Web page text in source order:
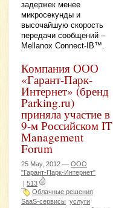
задержек менее
микросекунды и
высочайшую скорость
передачи сообщений –
Mellanox Connect-IB™.
Компания ООО
«Гарант-Парк-
Интернет» (бренд
Parking.ru)
приняла участие в
9-м Российском IT
Management
Forum
25 May, 2012 — ООО
"Гарант-Парк-Интернет"
513
Облачные решения
SaaS-сервисы услуги